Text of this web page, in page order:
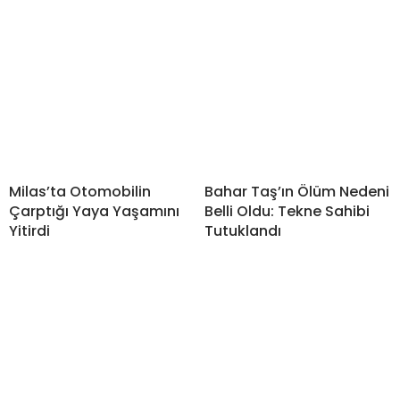
Milas’ta Otomobilin
Çarptığı Yaya Yaşamını
Yitirdi
Bahar Taş’ın Ölüm Nedeni
Belli Oldu: Tekne Sahibi
Tutuklandı